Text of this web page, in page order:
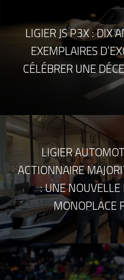
LIGIER JS P3X : DIX
EXEMPLAIRES
CÉLÉBRER UNE
LIGIER
ACTIONNAIRE
: UNE
MONOPLACE